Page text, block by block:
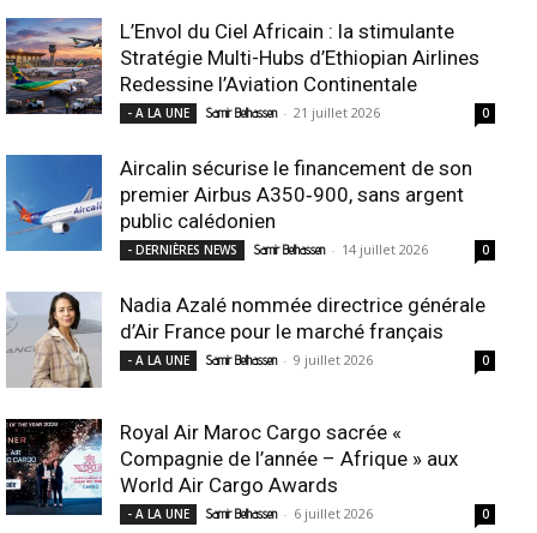
L’Envol du Ciel Africain : la stimulante
Stratégie Multi-Hubs d’Ethiopian Airlines
Redessine l’Aviation Continentale
- A LA UNE Samir Belhassen - 21 juillet 2026 0
Aircalin sécurise le financement de son
premier Airbus A350‑900, sans argent
public calédonien
- DERNIÈRES NEWS Samir Belhassen - 14 juillet 2026 0
Nadia Azalé nommée directrice générale
d’Air France pour le marché français
- A LA UNE Samir Belhassen - 9 juillet 2026 0
Royal Air Maroc Cargo sacrée «
Compagnie de l’année – Afrique » aux
World Air Cargo Awards
- A LA UNE Samir Belhassen - 6 juillet 2026 0